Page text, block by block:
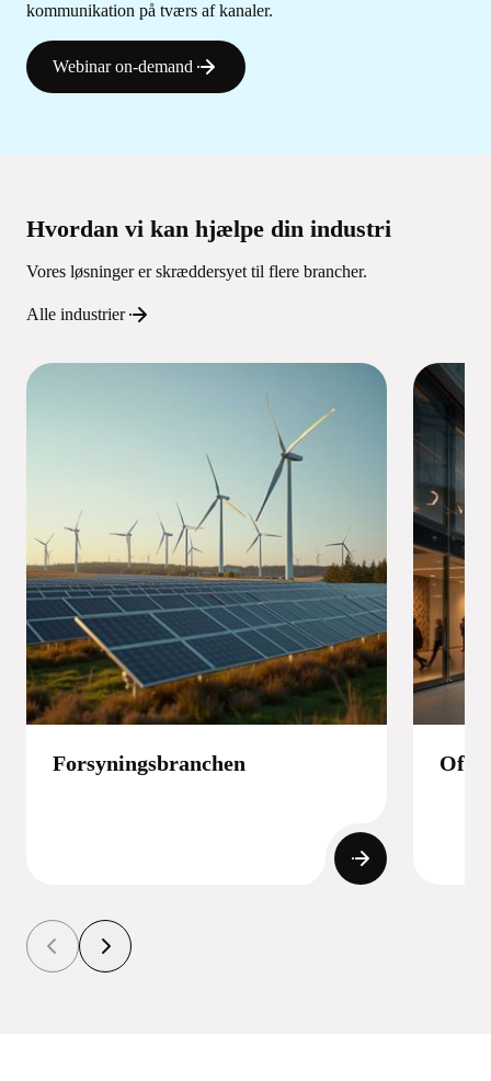
kommunikation på tværs af kanaler.
Webinar on-demand
Hvordan vi kan hjælpe din industri
Vores løsninger er skræddersyet til flere brancher.
Alle industrier
Forsyningsbranchen